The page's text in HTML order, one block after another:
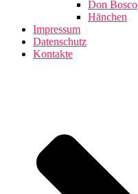
Don Bosco
Hänchen
Impressum
Datenschutz
Kontakte